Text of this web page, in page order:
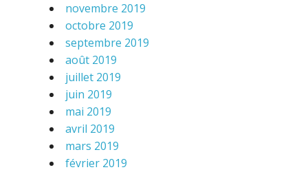
novembre 2019
octobre 2019
septembre 2019
août 2019
juillet 2019
juin 2019
mai 2019
avril 2019
mars 2019
février 2019